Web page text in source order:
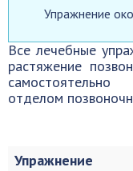
Упражнение
Все лечебные
растяжение
отделом
Упражнение